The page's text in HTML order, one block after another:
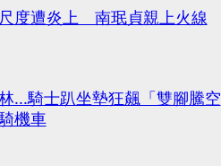
度遭炎上 南珉貞親上火線
...騎士趴坐墊狂飆「雙腳騰空
機車